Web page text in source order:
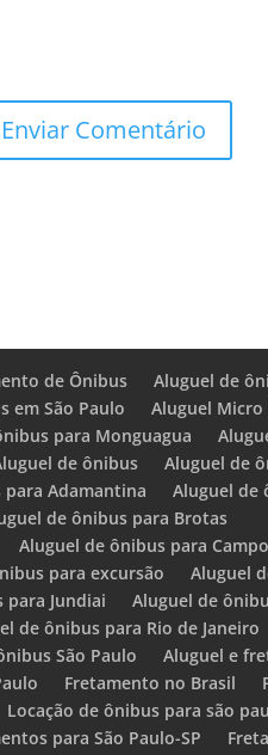
de Ônibus
Aluguel de
em São Paulo
Aluguel Micro
para Monguagua
de ônibus
Aluguel de
Adamantina
Aluguel de
de ônibus para Brotas
Aluguel de ônibus para
para excursão
Aluguel
para Jundiai
Aluguel de
de ônibus para Rio de Janeiro
São Paulo
Aluguel e
Fretamento no Brasil
Locação de ônibus para são
para São Paulo-SP